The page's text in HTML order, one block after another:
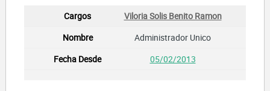
Viloria Solis Benito Ramon
Administrador Unico
05/02/2013